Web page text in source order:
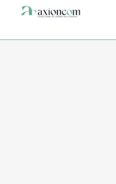
Panneau de gestion des cookies
Accueil